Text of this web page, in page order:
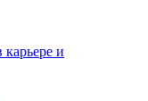
и